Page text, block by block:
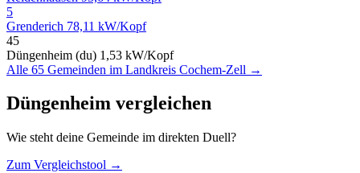
5
Grenderich 78,11 kW/Kopf
45
Düngenheim (du) 1,53 kW/Kopf
Alle 65 Gemeinden im Landkreis Cochem-Zell →
Düngenheim vergleichen
Wie steht deine Gemeinde im direkten Duell?
Zum Vergleichstool →